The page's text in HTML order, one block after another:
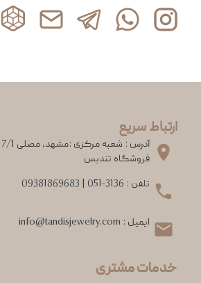
ارتباط سریع
فروشگاه تندیس
تلفن : 051-3136
09381869683
ایمیل : info@tandisjewelry.com
خدمات مشتری